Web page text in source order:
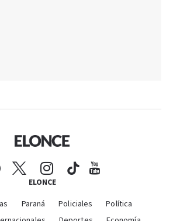
ELONCE
Paraná Policiales
Política